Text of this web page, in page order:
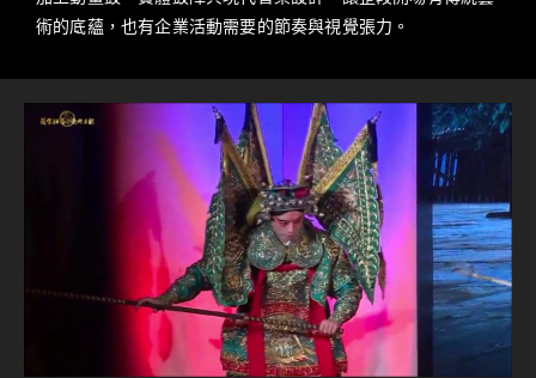
術的底蘊，也有企業活動需要的節奏與視覺張力。